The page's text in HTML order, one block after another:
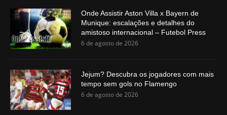
Onde Assistir Aston Villa x Bayern de
Munique: escalações e detalhes do
amistoso internacional – Futebol Press
6 de agosto de 2026
Jejum? Descubra os jogadores com mais
tempo sem gols no Flamengo
6 de agosto de 2026